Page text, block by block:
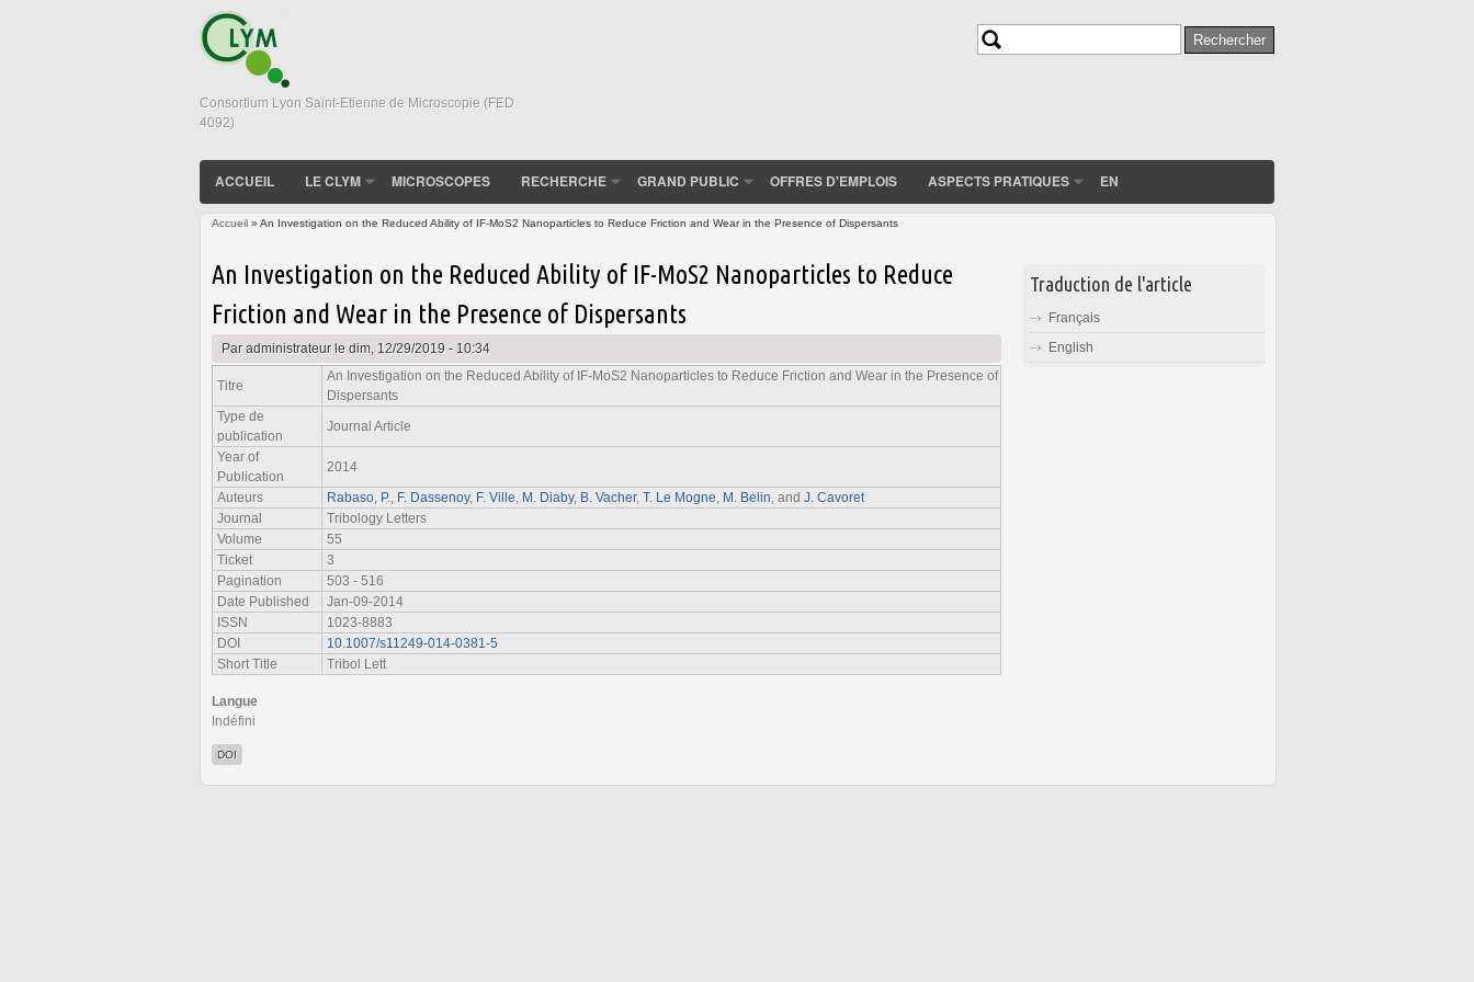
Consortium Lyon Saint-Etienne de Microscopie (FED
4092)
Rechercher
ACCUEIL LE CLYM MICROSCOPES RECHERCHE GRAND PUBLIC OFFRES D'EMPLOIS ASPECTS PRATIQUES EN
Accueil » An Investigation on the Reduced Ability of IF-MoS2 Nanoparticles to Reduce Friction and Wear in the Presence of Dispersants
An Investigation on the Reduced Ability of IF-MoS2 Nanoparticles to Reduce
Friction and Wear in the Presence of Dispersants
Paradministrateurle dim, 12/29/2019 - 10:34
Titre
An Investigation on the Reduced Ability of IF-MoS2 Nanoparticles to Reduce Friction and Wear in the Presence of
Dispersants
Type de
publication
Journal Article
Year of
Publication
2014
Auteurs
Rabaso, P. F. Dassenoy, F. Ville M. Diaby, B. Vacher, T. Le Mogne M. Belin , and J. Cavoret
Journal
Tribology Letters
Volume
55
Ticket
3
Pagination
503 - 516
Date Published
Jan-09-2014
ISSN
1023-8883
DOI
10.1007/s11249-014-0381-5
Short Title
Tribol Lett
Langue
Indéfini
DOI
Traduction de l'article
Français
English